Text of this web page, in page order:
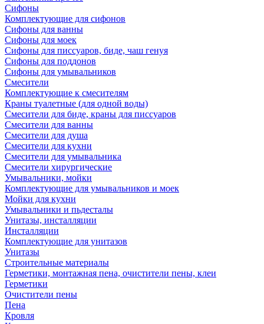
Сифоны
Комплектующие для сифонов
Сифоны для ванны
Сифоны для моек
Сифоны для писсуаров, биде, чаш генуя
Сифоны для поддонов
Сифоны для умывальников
Смесители
Комплектующие к смесителям
Краны туалетные (для одной воды)
Смесители для биде, краны для писсуаров
Смесители для ванны
Смесители для душа
Смесители для кухни
Смесители для умывальника
Смесители хирургические
Умывальники, мойки
Комплектующие для умывальников и моек
Мойки для кухни
Умывальники и пьдесталы
Унитазы, инсталляции
Инсталляции
Комплектующие для унитазов
Унитазы
Строительные материалы
Герметики, монтажная пена, очистители пены, клеи
Герметики
Очистители пены
Пена
Кровля